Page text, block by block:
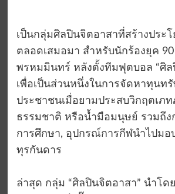
เป็นกลุ่มศิลปินจิตอาสาที่สร้างประ
ตลอดเสมอมา สำหรับนักร้องยุค 90
พรหมมินทร์ หลังตั้งทีมฟุตบอล “ศิล
เพื่อเป็นส่วนหนึ่งในการจัดหาทุนท
ประชาชนเมื่อยามประสบวิกฤตเภ
ธรรมชาติ หรือน้ำมือมนุษย์ รวมถึง
การศึกษา, อุปกรณ์การกีฬนำไปมอ
ทุรกันดาร
ล่าสุด กลุ่ม “ศิลปินจิตอาสา” นำโด